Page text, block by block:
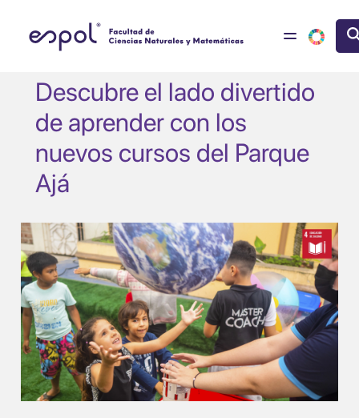
Descubre el lado divertido
de aprender con los
nuevos cursos del Parque
Ajá
Image